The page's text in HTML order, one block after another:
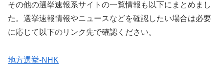
その他の選挙速報系サイトの一覧情報も以下にまとめまし
た。選挙速報情報やニュースなどを確認したい場合は必要
に応じて以下のリンク先で確認ください。
地方選挙-NHK